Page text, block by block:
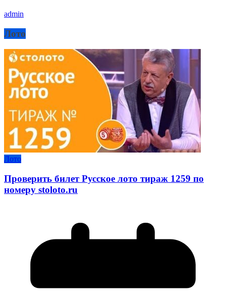
admin
Лото
Лото
Проверить билет Русское лото тираж 1259 по
номеру stoloto.ru